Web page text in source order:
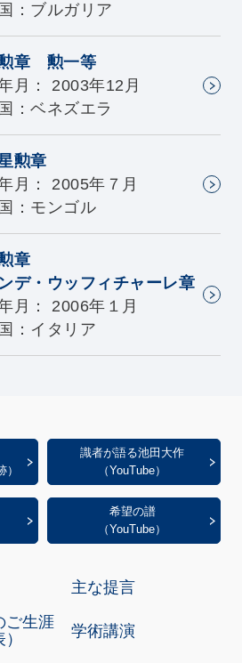
：ブルガリア
章 勲一等
月： 2003年12月
：ベネズエラ
勲章
月： 2005年７月
：モンゴル
章
デ・ウッフィチャーレ章
月： 2006年１月
：イタリア
識者が語る池田大作
（YouTube）
希望の譜
（YouTube）
ご生涯
主な提言
学術講演